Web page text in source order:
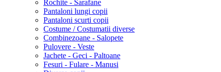
Rochite - Sarafane
Pantaloni lungi copii
Pantaloni scurti copii
Costume / Costumatii diverse
Combinezoane - Salopete
Pulovere - Veste
Jachete - Geci - Paltoane
Fesuri - Fulare - Manusi